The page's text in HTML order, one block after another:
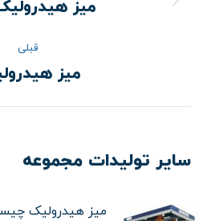
قبلی
میز
میز
سایر تولیدات مجموعه
میز هیدرولیک